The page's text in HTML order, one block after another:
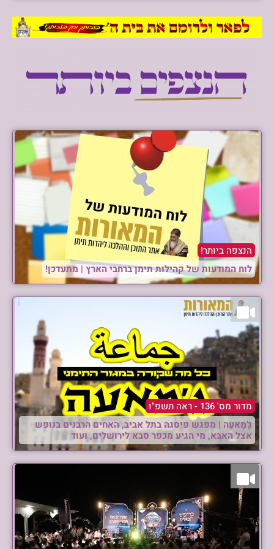
העתירו לרפואת אורי בן מרים – הזקוק לרחמי
שמים מרובים.
הציבור נקרא להמשיך להעתיר בתפילות
ובתחנונים לרפואת הגאון הגדול רבי אהרן ב"ר
שמים מרובים.
לקיים בנו חכמי ישראל: הציבור נקרא להעתיר
בתפילות ובתחנונים לרפואתו השלימה
והמהירה של ראש הישיבה הגאון הגדול רבי
אהרן ב”ר יוסף מחפוד שליט”א, הזקוק לרחמי
שמים מרובים. והן א-ל כביר לא ימאס תפילת
רבים.
הופיע! יצא לאור ספר שתילי זיתים עם פירוש
זית רענן מאת הגר”א בן משה שליט”א, הלכות
שבת חלק שלישי – סימנים רמ”ב – ש’. ניתן
להשיג את הספר בטל’ – 0504144174.
הנצפה ביותר!
לוח המודעות של קהילות תימן ברחבי הארץ | מתעדכן!
מדור מס' 136 - ראה תשפ"ו
גַ'מַאעַה | מפגש פיסגה בתל אביב, האחים הרבנים בנופש
אצל האבא, מי הגיע מכפר סבא לירושלים, ועוד